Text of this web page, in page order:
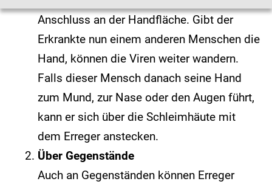
Anschluss an der Handfläche. Gibt der
Erkrankte nun einem anderen Menschen die
Hand, können die Viren weiter wandern.
Falls dieser Mensch danach seine Hand
zum Mund, zur Nase oder den Augen führt,
kann er sich über die Schleimhäute mit
dem Erreger anstecken.
Über Gegenstände
Auch an Gegenständen können Erreger